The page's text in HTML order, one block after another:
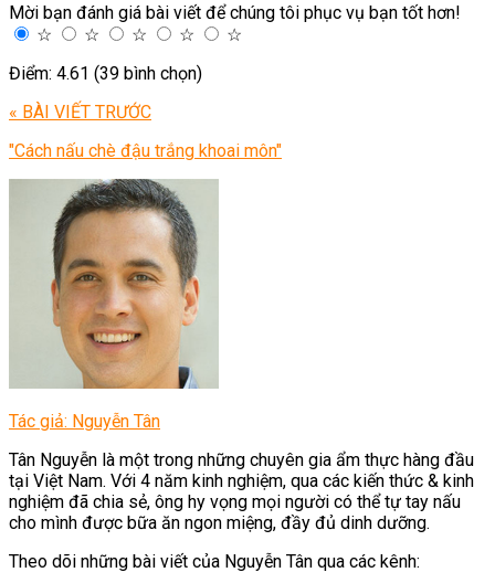
Mời bạn đánh giá bài viết để chúng tôi phục vụ bạn tốt hơn!
☆
☆ ☆ ☆
☆
Điểm: 4.61 (39 bình chọn)
« BÀI VIẾT TRƯỚC
"Cách nấu chè đậu trắng khoai môn"
Tác giả: Nguyễn Tân
Tân Nguyễn là một trong những chuyên gia ẩm thực hàng đầu
tại Việt Nam. Với 4 năm kinh nghiệm, qua các kiến thức & kinh
nghiệm đã chia sẻ, ông hy vọng mọi người có thể tự tay nấu
cho mình được bữa ăn ngon miệng, đầy đủ dinh dưỡng.
Theo dõi những bài viết của Nguyễn Tân qua các kênh: